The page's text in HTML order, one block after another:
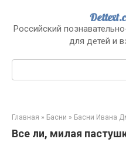
контенту
Российский
для детей и
Поиск:
Главная » Басни » Басни Ивана
Все ли, милая